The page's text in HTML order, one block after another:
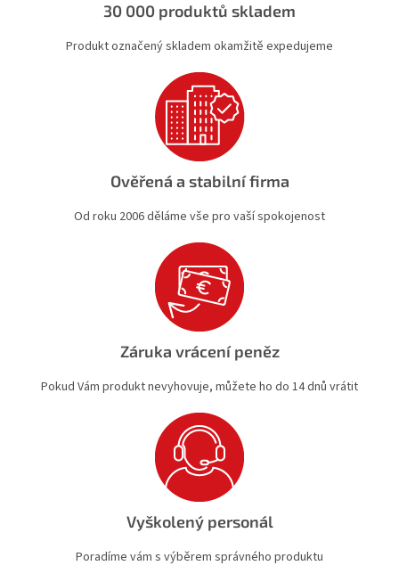
y
ý
i
s
u
30 000 produktů skladem
Produkt označený skladem okamžitě expedujeme
Ověřená a stabilní firma
Od roku 2006 děláme vše pro vaší spokojenost
Záruka vrácení peněz
Pokud Vám produkt nevyhovuje, můžete ho do 14 dnů vrátit
Vyškolený personál
Poradíme vám s výběrem správného produktu